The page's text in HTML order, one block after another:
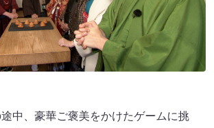
中、豪華ご褒美をかけたゲームに挑